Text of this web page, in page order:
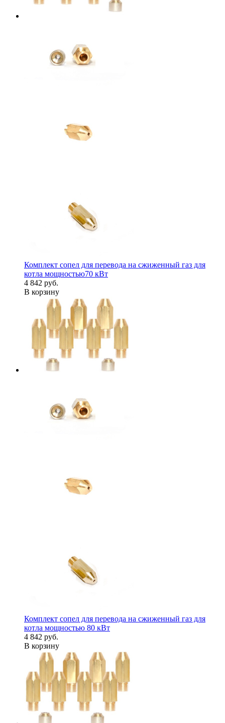
Комплект сопел для перевода на сжиженный газ для
котла мощностью70 кВт
4 842 руб.
В корзину
Комплект сопел для перевода на сжиженный газ для
котла мощностью 80 кВт
4 842 руб.
В корзину